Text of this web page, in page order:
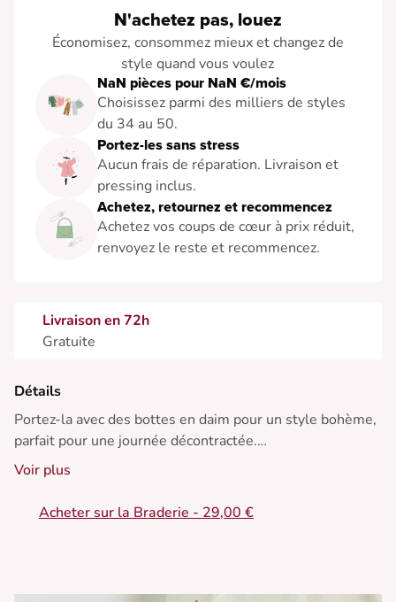
N'achetez pas, louez
Économisez, consommez mieux et changez de
style quand vous voulez
NaN pièces pour NaN €/mois
Choisissez parmi des milliers de styles
du 34 au 50.
Portez-les sans stress
Aucun frais de réparation. Livraison et
pressing inclus.
Achetez, retournez et recommencez
Achetez vos coups de cœur à prix réduit,
renvoyez le reste et recommencez.
Livraison en 72h
Gratuite
Détails
Portez-la avec des bottes en daim pour un style bohème,
parfait pour une journée décontractée.
• Robe courte en coton
• Col tunisien boutonné
Voir plus
Acheter sur la Braderie - 29,00 €